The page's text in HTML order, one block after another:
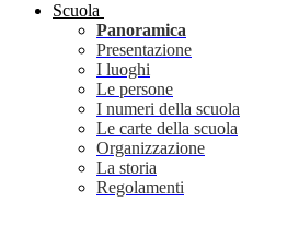
Scuola
Panoramica
Presentazione
I luoghi
Le persone
I numeri della scuola
Le carte della scuola
Organizzazione
La storia
Regolamenti